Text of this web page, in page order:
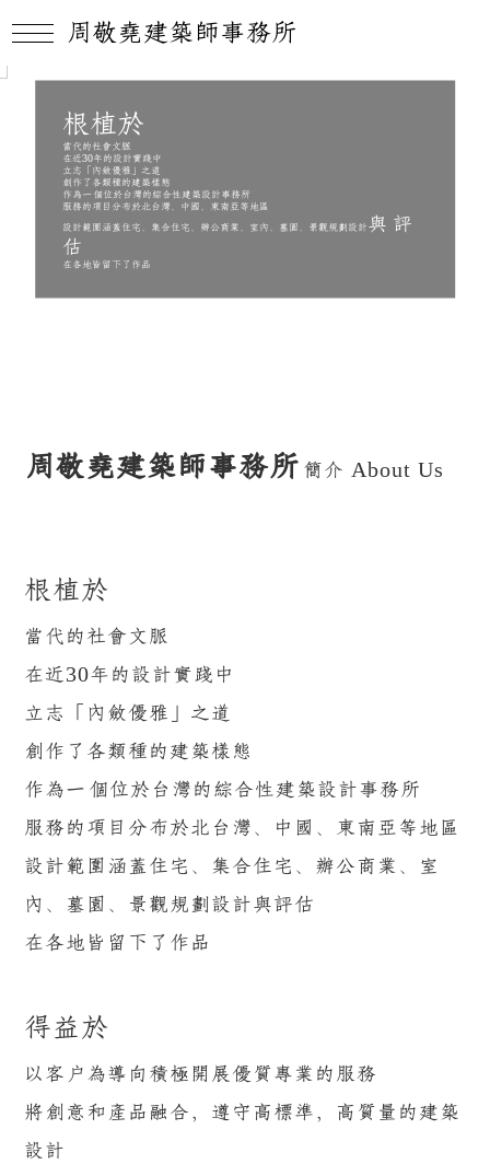
根植於
當代的社會文脈
在近30年的設計實踐中
立志「內斂優雅」之道
創作了各類種的建築樣態
作為一個位於台灣的綜合性建築設計事務所
服務的項目分布於北台灣、中國、東南亞等地區
設計範圍涵蓋住宅、集合住宅、辦公商業、室內、墓園、景觀規劃設計 與評
估
在各地皆留下了作品
周敬堯建築師事務所 簡介 About Us
根植於
當代的社會文脈
在近30年的設計實踐中
立志「內斂優雅」之道
創作了各類種的建築樣態
作為一個位於台灣的綜合性建築設計事務所
服務的項目分布於北台灣、中國、東南亞等地區
設計範圍涵蓋住宅、集合住宅、辦公商業、室
內、墓園、景觀規劃設計與評估
在各地皆留下了作品
得益於
以客戶為導向積極開展優質專業的服務
將創意和產品融合，遵守高標準，高質量的建築
設計
周敬堯建築師事務所